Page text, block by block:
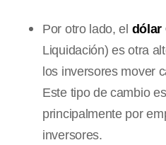
Por otro lado, el dólar
Liquidación) es otra
los inversores mover
Este tipo de cambio
principalmente por
inversores.